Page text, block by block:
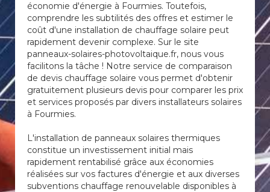
économie d'énergie à Fourmies. Toutefois,
comprendre les subtilités des offres et estimer le
coût d'une installation de chauffage solaire peut
rapidement devenir complexe. Sur le site
panneaux-solaires-photovoltaique.fr, nous vous
facilitons la tâche ! Notre service de comparaison
de devis chauffage solaire vous permet d'obtenir
gratuitement plusieurs devis pour comparer les prix
et services proposés par divers installateurs solaires
à Fourmies.
L'installation de panneaux solaires thermiques
constitue un investissement initial mais
rapidement rentabilisé grâce aux économies
réalisées sur vos factures d'énergie et aux diverses
subventions chauffage renouvelable disponibles à